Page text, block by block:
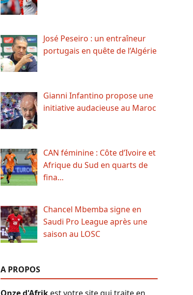
José Peseiro : un entraîneur
portugais en quête de l’Algérie
Gianni Infantino propose une
initiative audacieuse au Maroc
CAN féminine : Côte d’Ivoire et
Afrique du Sud en quarts de
fina…
Chancel Mbemba signe en
Saudi Pro League après une
saison au LOSC
A PROPOS